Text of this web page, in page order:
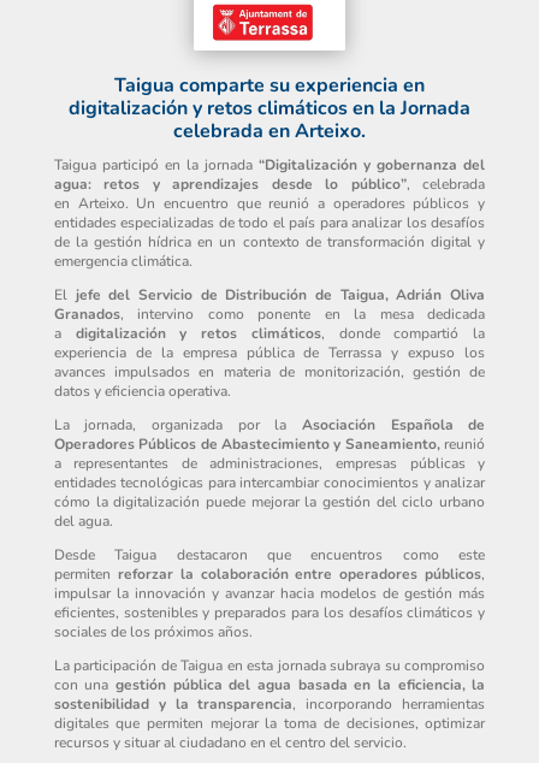
Taigua comparte su experiencia en
digitalización y retos climáticos en la Jornada
celebrada en Arteixo.
Taigua participó en la jornada“Digitalización y gobernanza del
agua: retos y aprendizajes desde lo público”, celebrada
en Arteixo. Un encuentro que reunió a operadores públicos y
entidades especializadas de todo el país para analizar los desafíos
de la gestión hídrica en un contexto de transformación digital y
emergencia climática.
El jefe del Servicio de Distribución de Taigua, Adrián Oliva
Granados, intervino como ponente en la mesa dedicada
a digitalización y retos climáticos, donde compartió la
experiencia de la empresa pública de Terrassa y expuso los
avances impulsados en materia de monitorización, gestión de
datos y eficiencia operativa.
La jornada, organizada por la Asociación Española de
Operadores Públicos de Abastecimiento y Saneamiento, reunió
a representantes de administraciones, empresas públicas y
entidades tecnológicas para intercambiar conocimientos y analizar
cómo la digitalización puede mejorar la gestión del ciclo urbano
del agua.
Desde Taigua destacaron que encuentros como este
permiten reforzar la colaboración entre operadores públicos,
impulsar la innovación y avanzar hacia modelos de gestión más
eficientes, sostenibles y preparados para los desafíos climáticos y
sociales de los próximos años.
La participación de Taigua en esta jornada subraya su compromiso
con unagestión pública del agua basada en la eficiencia, la
sostenibilidad y la transparencia, incorporando herramientas
digitales que permiten mejorar la toma de decisiones, optimizar
recursos y situar al ciudadano en el centro del servicio.